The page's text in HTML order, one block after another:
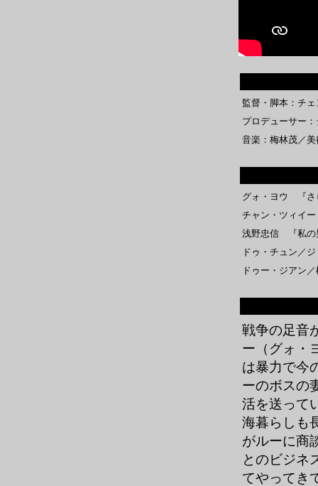
監督・脚本：チ
プロデューサー
音楽：梅林茂／
グォ・ヨウ 『さ
チャン・ツィイ
浅野忠信 『私の
ドゥ・チュン／
ドゥー・ジアン
戦争の足音
ー（グォ・
は暴力で今
ーのボスの
活を送って
海暮らしも
がルーに商
とのビジネ
てやってき